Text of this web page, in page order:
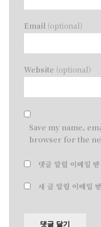
Email (optional)
Website (optional)
Save my name,
browser for the
댓글 알림 이메일 받
새 글 알림 이메일